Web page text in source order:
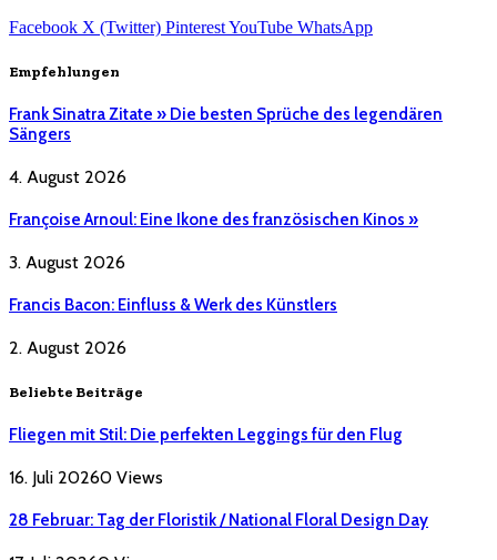
Facebook X (Twitter) PinterestYouTube WhatsApp
Empfehlungen
Frank Sinatra Zitate » Die besten Sprüche des legendären
Sängers
4. August 2026
Françoise Arnoul: Eine Ikone des französischen Kinos »
3. August 2026
Francis Bacon: Einfluss & Werk des Künstlers
2. August 2026
Beliebte Beiträge
Fliegen mit Stil: Die perfekten Leggings für den Flug
16. Juli 20260 Views
28 Februar: Tag der Floristik / National Floral Design Day